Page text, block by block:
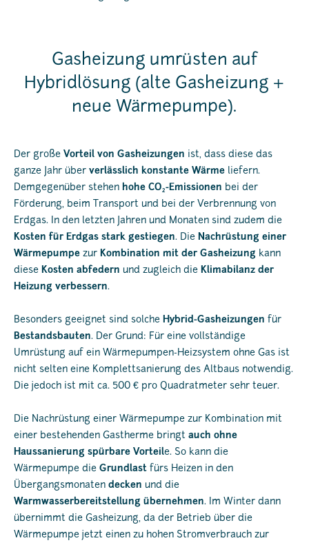
Gasheizung umrüsten auf
Hybridlösung (alte Gasheizung +
neue Wärmepumpe).
Der große Vorteil von Gasheizungen ist, dass diese das
ganze Jahr über verlässlich konstante Wärme liefern.
Demgegenüber stehen hohe CO2-Emissionen bei der
Förderung, beim Transport und bei der Verbrennung von
Erdgas. In den letzten Jahren und Monaten sind zudem die
Kosten für Erdgas stark gestiegen. Die Nachrüstung einer
Wärmepumpe zur Kombination mit der Gasheizung kann
diese Kosten abfedern und zugleich die Klimabilanz der
Heizung verbessern.
Besonders geeignet sind solche Hybrid-Gasheizungen für
Bestandsbauten. Der Grund: Für eine vollständige
Umrüstung auf ein Wärmepumpen-Heizsystem ohne Gas ist
nicht selten eine Komplettsanierung des Altbaus notwendig.
Die jedoch ist mit ca. 500 € pro Quadratmeter sehr teuer.
Die Nachrüstung einer Wärmepumpe zur Kombination mit
einer bestehenden Gastherme bringt auch ohne
Haussanierung spürbare Vorteile. So kann die
Wärmepumpe die Grundlast fürs Heizen in den
Übergangsmonaten decken und die
Warmwasserbereitstellung übernehmen. Im Winter dann
übernimmt die Gasheizung, da der Betrieb über die
Wärmepumpe jetzt einen zu hohen Stromverbrauch zur